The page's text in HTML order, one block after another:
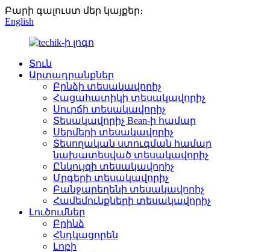
Բարի գալուստ մեր կայքեր։
English
Տուն
Արտադրանքներ
Բրնձի տեսակավորիչ
Հացահատիկի տեսակավորիչ
Սուրճի տեսակավորիչ
Տեսակավորիչ Bean-ի համար
Սերմերի տեսակավորիչ
Տեսողական ստուգման համար
նախատեսված տեսակավորիչ
Ընկույզի տեսակավորիչ
Մրգերի տեսակավորիչ
Բանջարեղենի տեսակավորիչ
Համեմունքների տեսակավորիչ
Լուծումներ
Բրինձ
Հնդկացորեն
Լոբի